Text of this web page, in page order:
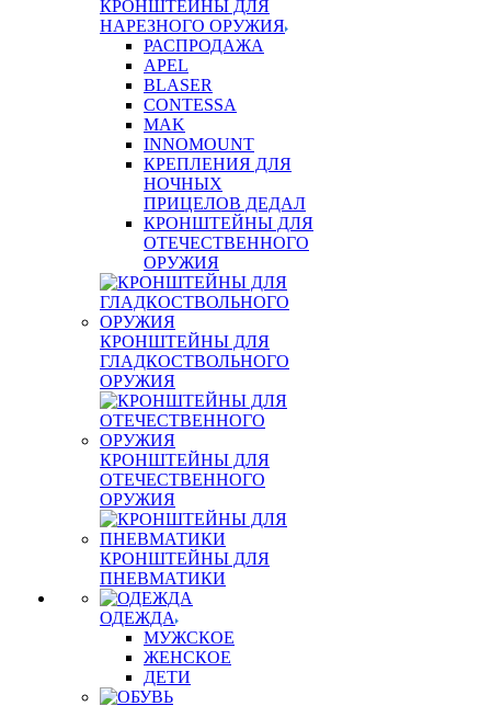
КРОНШТЕЙНЫ ДЛЯ
НАРЕЗНОГО ОРУЖИЯ
РАСПРОДАЖА
APEL
BLASER
CONTESSA
MAK
INNOMOUNT
КРЕПЛЕНИЯ ДЛЯ
НОЧНЫХ
ПРИЦЕЛОВ ДЕДАЛ
КРОНШТЕЙНЫ ДЛЯ
ОТЕЧЕСТВЕННОГО
ОРУЖИЯ
КРОНШТЕЙНЫ ДЛЯ
ГЛАДКОСТВОЛЬНОГО
ОРУЖИЯ
КРОНШТЕЙНЫ ДЛЯ
ОТЕЧЕСТВЕННОГО
ОРУЖИЯ
КРОНШТЕЙНЫ ДЛЯ
ПНЕВМАТИКИ
ОДЕЖДА
МУЖСКОЕ
ЖЕНСКОЕ
ДЕТИ